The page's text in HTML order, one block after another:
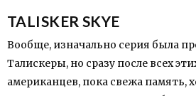
TALISKER SKYE
Вообще, изначально серия была
Талискеры, но сразу после всех
американцев, пока свежа память,